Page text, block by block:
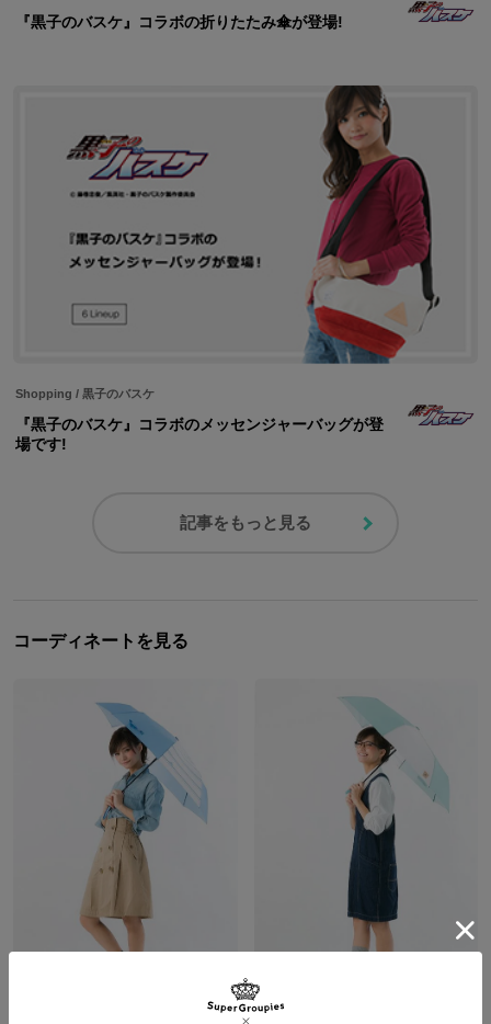
『黒子のバスケ』コラボの折りたたみ傘が登場!
Shopping / 黒子のバスケ
『黒子のバスケ』コラボのメッセンジャーバッグが登
場です!
記事をもっと見る
コーディネートを見る